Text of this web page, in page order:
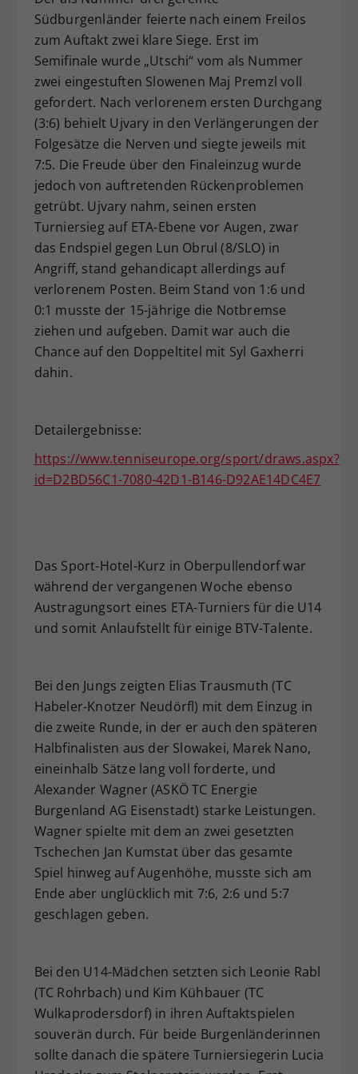
Südburgenländer feierte nach einem Freilos
zum Auftakt zwei klare Siege. Erst im
Semifinale wurde „Utschi“ vom als Nummer
zwei eingestuften Slowenen Maj Premzl voll
gefordert. Nach verlorenem ersten Durchgang
(3:6) behielt Ujvary in den Verlängerungen der
Folgesätze die Nerven und siegte jeweils mit
7:5. Die Freude über den Finaleinzug wurde
jedoch von auftretenden Rückenproblemen
getrübt. Ujvary nahm, seinen ersten
Turniersieg auf ETA-Ebene vor Augen, zwar
das Endspiel gegen Lun Obrul (8/SLO) in
Angriff, stand gehandicapt allerdings auf
verlorenem Posten. Beim Stand von 1:6 und
0:1 musste der 15-jährige die Notbremse
ziehen und aufgeben. Damit war auch die
Chance auf den Doppeltitel mit Syl Gaxherri
dahin.
Detailergebnisse:
https://www.tenniseurope.org/sport/draws.aspx?
id=D2BD56C1-7080-42D1-B146-D92AE14DC4E7
Das Sport-Hotel-Kurz in Oberpullendorf war
während der vergangenen Woche ebenso
Austragungsort eines ETA-Turniers für die U14
und somit Anlaufstellt für einige BTV-Talente.
Bei den Jungs zeigten Elias Trausmuth (TC
Habeler-Knotzer Neudörfl) mit dem Einzug in
die zweite Runde, in der er auch den späteren
Halbfinalisten aus der Slowakei, Marek Nano,
eineinhalb Sätze lang voll forderte, und
Alexander Wagner (ASKÖ TC Energie
Burgenland AG Eisenstadt) starke Leistungen.
Wagner spielte mit dem an zwei gesetzten
Tschechen Jan Kumstat über das gesamte
Spiel hinweg auf Augenhöhe, musste sich am
Ende aber unglücklich mit 7:6, 2:6 und 5:7
geschlagen geben.
Bei den U14-Mädchen setzten sich Leonie Rabl
(TC Rohrbach) und Kim Kühbauer (TC
Wulkaprodersdorf) in ihren Auftaktspielen
souverän durch. Für beide Burgenländerinnen
sollte danach die spätere Turniersiegerin Lucia
Dieser Wert speichert Ihre Consent-
Einstellungen. Unter anderem eine
zufällig generierte ID, für die
historische Speicherung Ihrer
vorgenommen Einstellungen, falls der
Webseiten-Betreiber dies eingestellt
hat.